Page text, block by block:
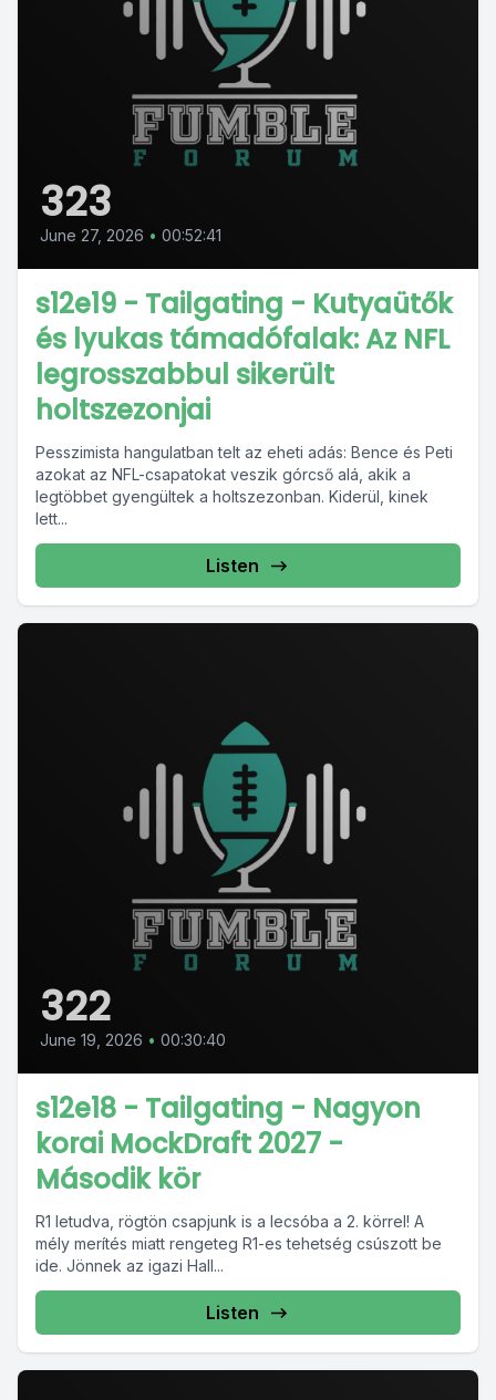
323
June 27, 2026 • 00:52:41
s12e19 - Tailgating - Kutyaütők
és lyukas támadófalak: Az NFL
legrosszabbul sikerült
holtszezonjai
Pesszimista hangulatban telt az eheti adás: Bence és Peti
azokat az NFL-csapatokat veszik górcső alá, akik a
legtöbbet gyengültek a holtszezonban. Kiderül, kinek
lett...
Listen
322
June 19, 2026 • 00:30:40
s12e18 - Tailgating - Nagyon
korai MockDraft 2027 -
Második kör
R1 letudva, rögtön csapjunk is a lecsóba a 2. körrel! A
mély merítés miatt rengeteg R1-es tehetség csúszott be
ide. Jönnek az igazi Hall...
Listen